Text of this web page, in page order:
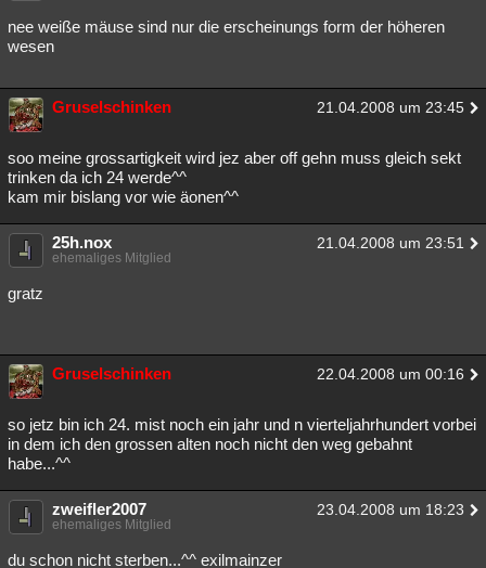
nee weiße mäuse sind nur die erscheinungs form der höheren
wesen
Gruselschinken 21.04.2008 um 23:45
soo meine grossartigkeit wird jez aber off gehn muss gleich sekt
trinken da ich 24 werde^^
kam mir bislang vor wie äonen^^
25h.nox 21.04.2008 um 23:51
ehemaliges Mitglied
gratz
Gruselschinken 22.04.2008 um 00:16
so jetz bin ich 24. mist noch ein jahr und n vierteljahrhundert vorbei
in dem ich den grossen alten noch nicht den weg gebahnt
habe...^^
zweifler2007 23.04.2008 um 18:23
ehemaliges Mitglied
du schon nicht sterben...^^ exilmainzer